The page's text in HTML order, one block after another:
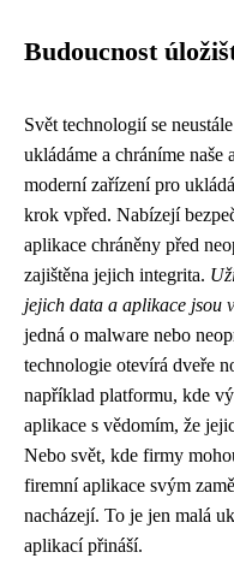
Budoucnost
Svět technologií se
ukládáme a chráníme naše
moderní zařízení pro
krok vpřed. Nabízejí
aplikace chráněny před
zajištěna jejich integrita.
jejich data a aplikace jsou
jedná o malware nebo
technologie otevírá dveře
například platformu, kde
aplikace s vědomím, že
Nebo svět, kde firmy
firemní aplikace svým
nacházejí. To je jen malá
aplikací přináší.